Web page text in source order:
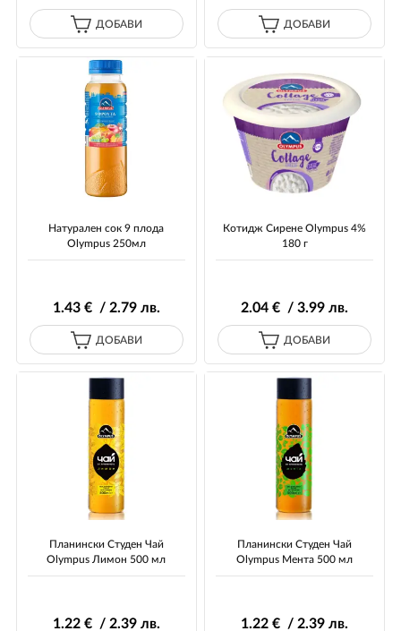
ДОБАВИ ДОБАВИ
Натурален сок 9 плода
Olympus 250мл
1.43€ / 2.79лв.
ДОБАВИ
Котидж Сирене Olympus 4%
180 г
2.04 € / 3.99 лв.
ДОБАВИ
Планински Студен Чай
Olympus Лимон 500 мл
1.22€ / 2.39лв.
Планински Студен Чай
Olympus Мента 500 мл
1.22 € / 2.39 лв.